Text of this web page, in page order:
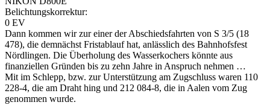
Belichtungskorrektur:
0 EV
Dann kommen wir zur einer der Abschiedsfahrten von S 3/5 (18
478), die demnächst Fristablauf hat, anlässlich des Bahnhofsfest
Nördlingen. Die Überholung des Wasserkochers könnte aus
finanziellen Gründen bis zu zehn Jahre in Anspruch nehmen …
Mit im Schlepp, bzw. zur Unterstützung am Zugschluss waren 110
228-4, die am Draht hing und 212 084-8, die in Aalen vom Zug
genommen wurde.